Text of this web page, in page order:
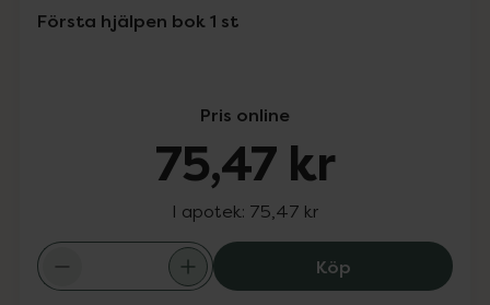
Första hjälpen bok 1 st
Pris online
75,47 kr
I apotek: 75,47 kr
KöpFörsta Hjälpen